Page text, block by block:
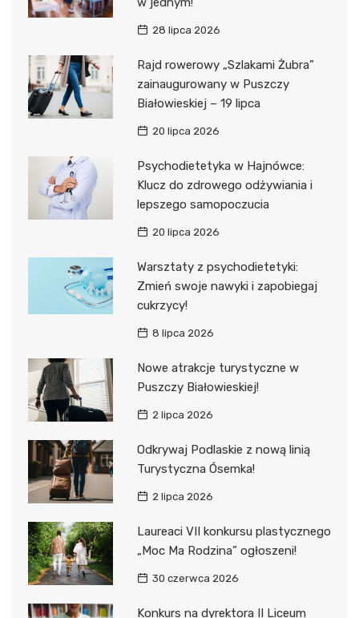
28 lipca 2026
Rajd rowerowy „Szlakami Żubra”
zainaugurowany w Puszczy
Białowieskiej – 19 lipca
20 lipca 2026
Psychodietetyka w Hajnówce:
Klucz do zdrowego odżywiania i
lepszego samopoczucia
20 lipca 2026
Warsztaty z psychodietetyki:
Zmień swoje nawyki i zapobiegaj
cukrzycy!
8 lipca 2026
Nowe atrakcje turystyczne w
Puszczy Białowieskiej!
2 lipca 2026
Odkrywaj Podlaskie z nową linią
Turystyczna Ósemka!
2 lipca 2026
Laureaci VII konkursu plastycznego
„Moc Ma Rodzina” ogłoszeni!
30 czerwca 2026
Konkurs na dyrektora II Liceum